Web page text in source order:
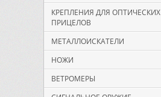
КРЕПЛЕНИЯ ДЛЯ ОПТИЧЕСКИХ
ПРИЦЕЛОВ
МЕТАЛЛОИСКАТЕЛИ
НОЖИ
ВЕТРОМЕРЫ